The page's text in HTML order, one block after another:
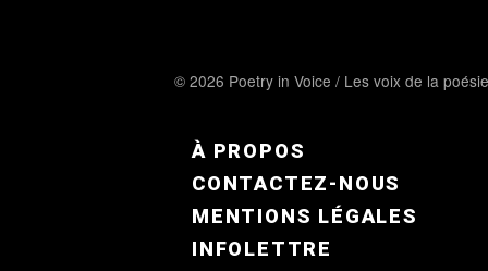
© 2026 Poetry in Voice / Les voix de la poésie
FOOTER MENU FR
À PROPOS
CONTACTEZ-NOUS
MENTIONS LÉGALES
INFOLETTRE